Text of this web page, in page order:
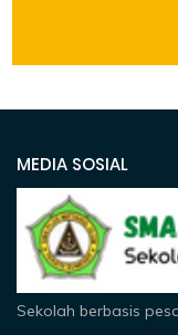
MEDIA SOSIAL
Sekolah berbasis